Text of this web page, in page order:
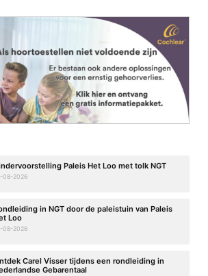
Paleis Het Loo met tolk NGT
08-2026
in NGT door de paleistuin van Paleis
Loo
08-2026
Carel Visser tijdens een rondleiding in
Gebarentaal